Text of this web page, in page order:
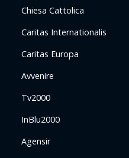
Chiesa Cattolica
Caritas Internationalis
Caritas Europa
Avvenire
Tv2000
InBlu2000
Agensir